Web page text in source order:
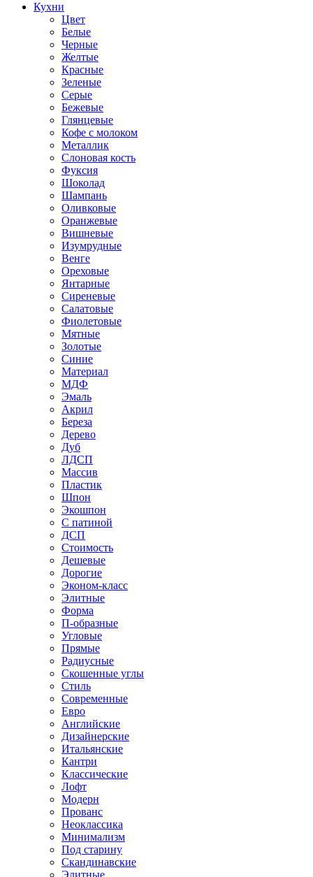
Кухни
Цвет
Белые
Черные
Желтые
Красные
Зеленые
Серые
Бежевые
Глянцевые
Кофе с молоком
Металлик
Слоновая кость
Фуксия
Шоколад
Шампань
Оливковые
Оранжевые
Вишневые
Изумрудные
Венге
Ореховые
Янтарные
Сиреневые
Салатовые
Фиолетовые
Мятные
Золотые
Синие
Материал
МДФ
Эмаль
Акрил
Береза
Дерево
Дуб
ЛДСП
Массив
Пластик
Шпон
Экошпон
С патиной
ДСП
Стоимость
Дешевые
Дорогие
Эконом-класс
Элитные
Форма
П-образные
Угловые
Прямые
Радиусные
Скошенные углы
Стиль
Современные
Евро
Английские
Дизайнерские
Итальянские
Кантри
Классические
Лофт
Модерн
Прованс
Неоклассика
Минимализм
Под старину
Скандинавские
Элитные